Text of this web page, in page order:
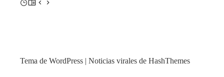
Tema de WordPress | Noticias virales de HashThemes